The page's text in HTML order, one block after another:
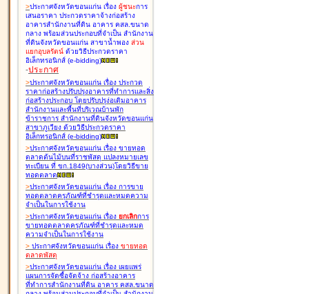
>ประกาศจังหวัดขอนแก่น เรื่อง ผู้ชนะการ
เสนอราคา ประกวดราคาจ้างก่อสร้าง
อาคารสำนักงานที่ดิน อาคาร คสล.ขนาด
กลาง พร้อมส่วนประกอบที่จำเป็น สำนักงาน
ที่ดินจังหวัดขอนแก่น สาขาน้ำพอง ส่วน
แยกอุบลรัตน์ ด้วยวิธีประกวดราคา
อิเล็กทรอนิกส์ (e-bidding)
-ประกาศ
>ประกาศจังหวัดขอนแก่น เรื่อง ประกวด
ราคาก่อสร้างปรับปรุงอาคารที่ทำการและสิ่ง
ก่อสร้างประกอบ โดยปรับปรุง่อเติมอาคาร
สำนักงานและพื้นที่บริเวณบ้านพัก
ข้าราชการ สำนักงานที่ดินจังหวัดขอนแก่น
สาขาภูเวียง ด้วยวิธีประกวดราคา
อิเล็กทรอนิกส์ (e-bidding)
>ประกาศจังหวัดขอนแก่น เรื่อง ขายทอด
ตลาดต้นไม้บนที่ราชพัสดุ แปลงหมายเลข
ทะเบียน ที่ ขก.1849(บางส่วน)โดยวิธีขาย
ทอดตลาด
>ประกาศจังหวัดขอนแก่น เรื่อง การขาย
ทอดตลาดครุภัณฑ์ที่ชำรุดและหมดความ
จำเป็นในการใช้งาน
>ประกาศจังหวัดขอนแก่น เรื่อง ยกเลิกการ
ขายทอดตลาดครุภัณฑ์ที่ชำรุดและหมด
ความจำเป็นในการใช้งาน
> ประกาศจังหวัดขอนแก่น เรื่อง ขายทอด
ตลาดพัสดุ
>ประกาศจังหวัดขอนแก่น เรื่อง เผยแพร่
แผนการจัดซื้อจัดจ้าง ก่อสร้างอาคาร
ที่ทำการสำนักงานที่ดิน อาคาร คสล.ขนาด